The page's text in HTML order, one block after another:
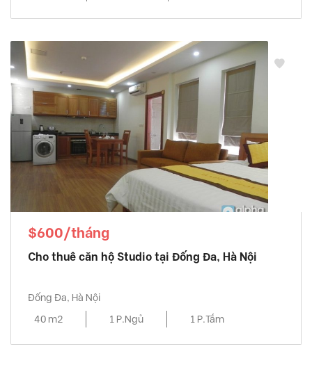
$600/tháng
Cho thuê căn hộ Studio tại Đống Đa, Hà Nội
Đống Đa, Hà Nội
40 m2
1 P.Ngủ 1 P.Tắm